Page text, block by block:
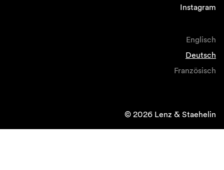
Instagram
Englisch
Deutsch
Französisch
© 2026 Lenz & Staehelin